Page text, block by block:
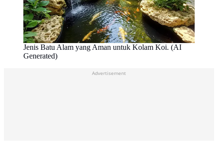
Jenis Batu Alam yang Aman untuk Kolam Koi. (AI
Generated)